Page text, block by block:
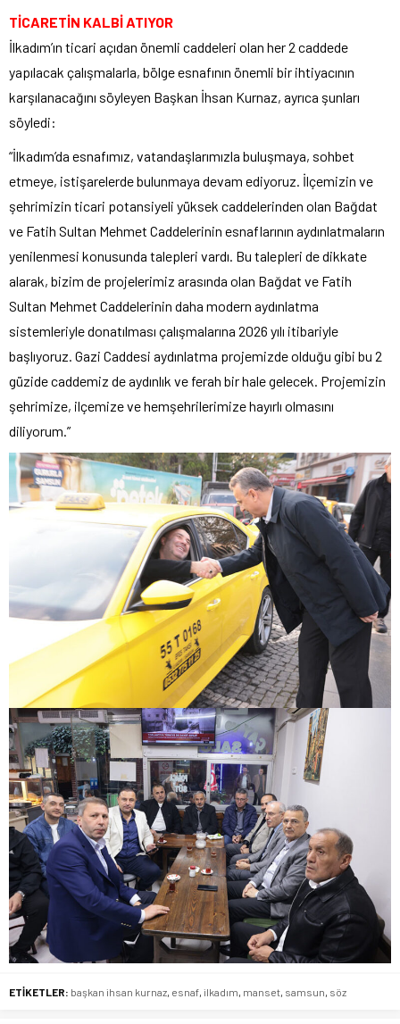
TİCARETİN KALBİ ATIYOR
İlkadım’ın ticari açıdan önemli caddeleri olan her 2 caddede
yapılacak çalışmalarla, bölge esnafının önemli bir ihtiyacının
karşılanacağını söyleyen Başkan İhsan Kurnaz, ayrıca şunları
söyledi:
“İlkadım’da esnafımız, vatandaşlarımızla buluşmaya, sohbet
etmeye, istişarelerde bulunmaya devam ediyoruz. İlçemizin ve
şehrimizin ticari potansiyeli yüksek caddelerinden olan Bağdat
ve Fatih Sultan Mehmet Caddelerinin esnaflarının aydınlatmaların
yenilenmesi konusunda talepleri vardı. Bu talepleri de dikkate
alarak, bizim de projelerimiz arasında olan Bağdat ve Fatih
Sultan Mehmet Caddelerinin daha modern aydınlatma
sistemleriyle donatılması çalışmalarına 2026 yılı itibariyle
başlıyoruz. Gazi Caddesi aydınlatma projemizde olduğu gibi bu 2
güzide caddemiz de aydınlık ve ferah bir hale gelecek. Projemizin
şehrimize, ilçemize ve hemşehrilerimize hayırlı olmasını
diliyorum.”
ETİKETLER: başkan ihsan kurnaz esnaf ilkadım manset samsun söz